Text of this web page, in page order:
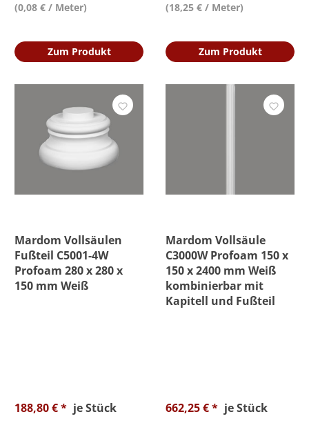
(0,08 € / Meter)
Zum Produkt
(18,25 € / Meter)
Zum Produkt
Mardom Vollsäulen
Fußteil C5001-4W
Profoam 280 x 280 x
150 mm Weiß
188,80 € * je Stück
Mardom Vollsäule
C3000W Profoam 150 x
150 x 2400 mm Weiß
kombinierbar mit
Kapitell und Fußteil
662,25 € * je Stück